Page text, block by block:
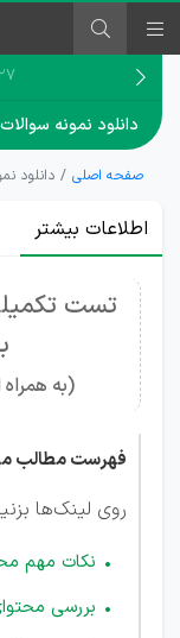
دانلود نمونه
صفحه اصلی دانلود
اطلاعات بیشتر
تست
(به
فهرست مطالب
روی لینک‌ها
نکات مهم
بررسی